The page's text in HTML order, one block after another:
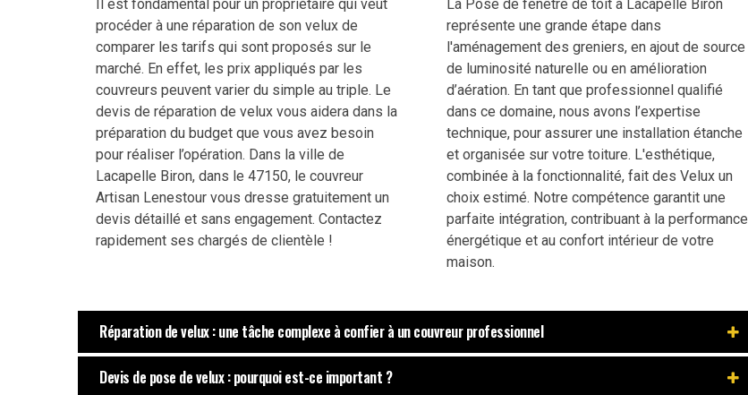
Il est fondamental pour un propriétaire qui veut
procéder à une réparation de son velux de
comparer les tarifs qui sont proposés sur le
marché. En effet, les prix appliqués par les
couvreurs peuvent varier du simple au triple. Le
devis de réparation de velux vous aidera dans la
préparation du budget que vous avez besoin
pour réaliser l’opération. Dans la ville de
Lacapelle Biron, dans le 47150, le couvreur
Artisan Lenestour vous dresse gratuitement un
devis détaillé et sans engagement. Contactez
rapidement ses chargés de clientèle !
La Pose de fenêtre de toit à Lacapelle Biron
représente une grande étape dans
l'aménagement des greniers, en ajout de source
de luminosité naturelle ou en amélioration
d’aération. En tant que professionnel qualifié
dans ce domaine, nous avons l’expertise
technique, pour assurer une installation étanche
et organisée sur votre toiture. L'esthétique,
combinée à la fonctionnalité, fait des Velux un
choix estimé. Notre compétence garantit une
parfaite intégration, contribuant à la performance
énergétique et au confort intérieur de votre
maison.
Réparation de velux : une tâche complexe à confier à un couvreur professionnel
Devis de pose de velux : pourquoi est-ce important ?